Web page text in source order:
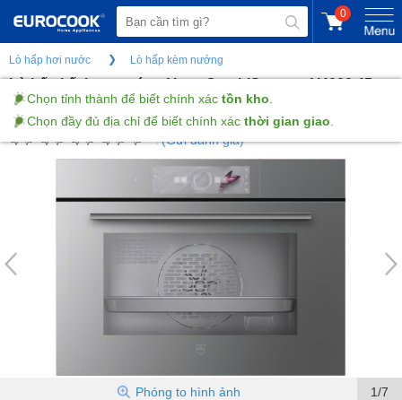
0
Lò hấp hơi nước Lò hấp kèm nướng
Lò hấp kết hợp nướng Vzug CombiSteamer V4000 45 -
Màu bạch kim
(Gửi đánh giá)
1/7
Phóng to hình ảnh